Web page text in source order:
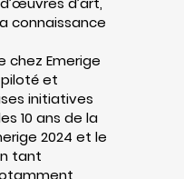
connaissance
chez Emerige
et
initiatives
10 ans de la
2024 et le
tant